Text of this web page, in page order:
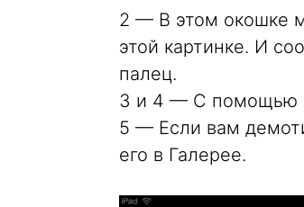
2 — В этом окошке
этой картинке. И
палец.
3 и 4 — С помощью
5 — Если вам
его в Галерее.